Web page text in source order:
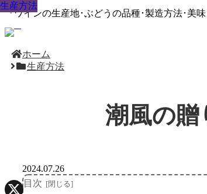
『ワインの生産地･ぶどうの品種･製造方法･美
ホーム
生産方法
潮風の贈
生産方法
2024.07.26
目次
生産方法
生産方法
生産方法
生産方法
生産方法
生産方法
生産方法
生産方法